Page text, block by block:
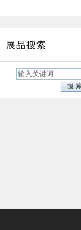
展品搜索